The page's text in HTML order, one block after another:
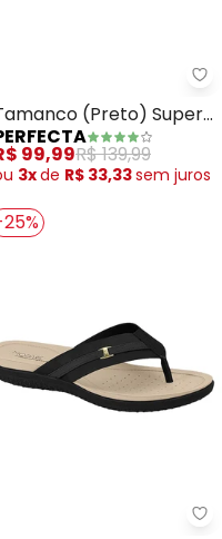
- Tamanco Beira Rio
(Preto) Super
99,99R$ 139,99
3xde R$ 33,33sem juros
- Tamanco (Preto)